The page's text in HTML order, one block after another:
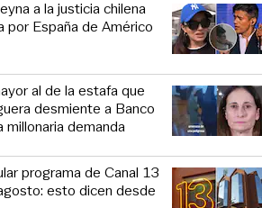
a la justicia chilena
por España de Américo
al de la estafa que
desmiente a Banco
demanda
programa de Canal 13
esto dicen desde